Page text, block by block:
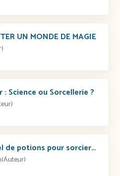
UN MONDE DE MAGIE
Science ou Sorcellerie ?
Petit manuel de potions pour sorciers débutants: Quand un prof de chimie se transforme en sorcier – Xio Nixes